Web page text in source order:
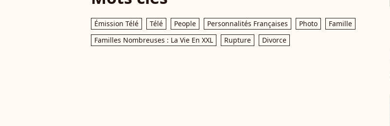
Émission Télé Télé People Personnalités Françaises Photo
Famille
Familles Nombreuses : La Vie En XXL
Rupture Divorce